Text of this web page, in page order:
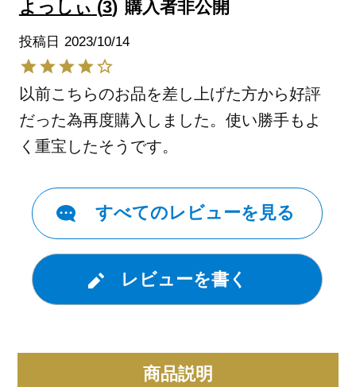
よっしぃ 3 購入者非公開
投稿日 2023/10/14
以前こちらのお品を差し上げた方から好評
だった為再度購入しました。使い勝手もよ
く重宝したそうです。
すべてのレビューを見る
レビューを書く
商品説明